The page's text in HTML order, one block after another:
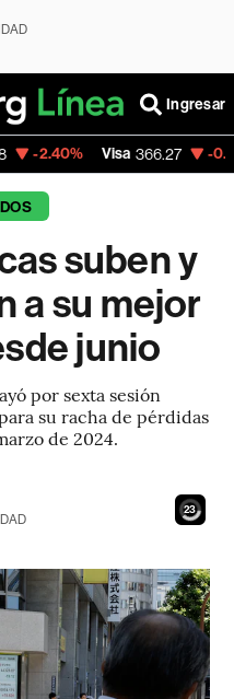
Ingresar
366.27 -0.67%
suben y
a su mejor
junio
por sexta sesión
su racha de pérdidas
de 2024.
21